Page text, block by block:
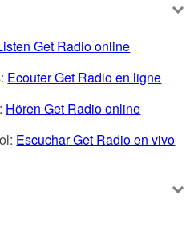
Get Radio online
Ecouter Get Radio en ligne
Hören Get Radio online
Escuchar Get Radio en vivo